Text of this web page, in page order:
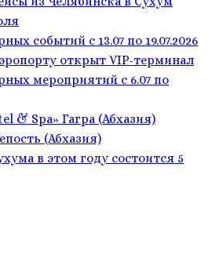
событий с 13.07 по 19.07.2026
открыт VIP-терминал
мероприятий с 6.07 по
& Spa» Гагра (Абхазия)
(Абхазия)
в этом году состоится 5